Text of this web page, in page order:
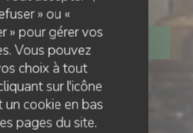
» ou «
» pour gérer vos
Vous pouvez
choix à tout
sur l'icône
un cookie en bas
pages du site.